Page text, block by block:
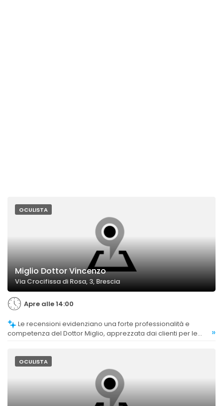
OCULISTA
Miglio Dottor Vincenzo
Via Crocifissa di Rosa, 3, Brescia
Apre alle 14:00
competenza del Dottor Miglio, apprezzata dai clienti per le
»
OCULISTA